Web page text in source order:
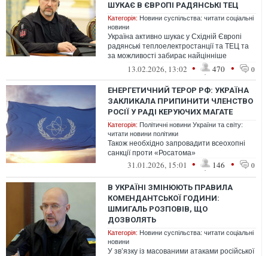
ШУКАЄ В ЄВРОПІ РАДЯНСЬКІ ТЕЦ
Категорія: Новини суспільства: читати соціальні
новини
Україна активно шукає у Східній Європі
радянські теплоелектростанції та ТЕЦ та
за можливості забирає найцінніше
обладнання, часто цілими блоками
13.02.2026, 13:02 • 470 • 0
ЕНЕРГЕТИЧНИЙ ТЕРОР РФ: УКРАЇНА
ЗАКЛИКАЛА ПРИПИНИТИ ЧЛЕНСТВО
РОСІЇ У РАДІ КЕРУЮЧИХ МАГАТЕ
Категорія: Політичні новини України та світу:
читати новини політики
Також необхідно запровадити всеохопні
санкції проти «Росатома»
31.01.2026, 15:01 • 146 • 0
В УКРАЇНІ ЗМІНЮЮТЬ ПРАВИЛА
КОМЕНДАНТСЬКОЇ ГОДИНИ:
ШМИГАЛЬ РОЗПОВІВ, ЩО
ДОЗВОЛЯТЬ
Категорія: Новини суспільства: читати соціальні
новини
У зв’язку із масованими атаками російської